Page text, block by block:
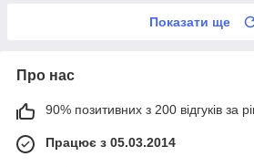
Показати ще
Про нас
90% позитивних з 200 відгуків за
Працює з 05.03.2014